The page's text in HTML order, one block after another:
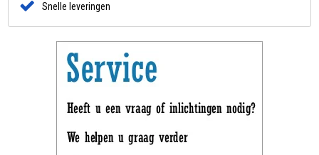
Snelle leveringen